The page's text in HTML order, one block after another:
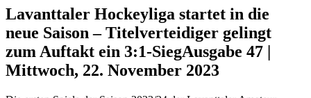
Lavanttaler Hockeyliga startet in die
neue Saison – Titelverteidiger gelingt
zum Auftakt ein 3:1-SiegAusgabe 47 |
Mittwoch, 22. November 2023